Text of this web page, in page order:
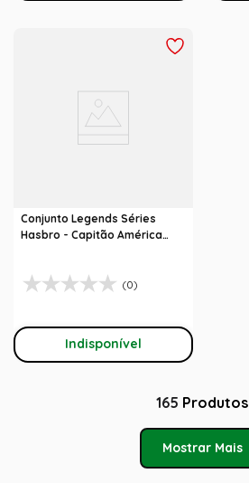
Conjunto Legends Séries
Hasbro - Capitão América
(0)
Indisponível
165 Produtos
Mostrar Mais